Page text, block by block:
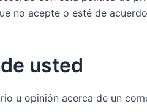
no acepte o esté de
usted
u opinión acerca de un